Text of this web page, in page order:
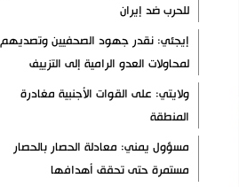
للحرب ضد إيران
إيجئي: نقدر جهود الصحفيين وتصديهم
لمحاولات العدو الرامية إلى التزييف
ولايتي: على القوات الأجنبية مغادرة
المنطقة
مسؤول يمني: معادلة الحصار بالحصار
مستمرة حتى تحقق أهدافها